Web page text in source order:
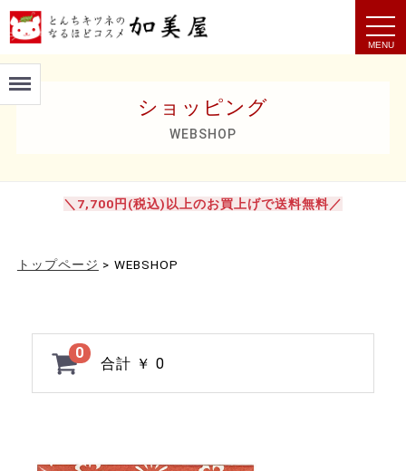
t
o
g
ショッピング
WEBSHOP
＼7,700円(税込)以上のお買上げで送料無料／
トップページ > WEBSHOP
0
合計 ￥ 0
Menu